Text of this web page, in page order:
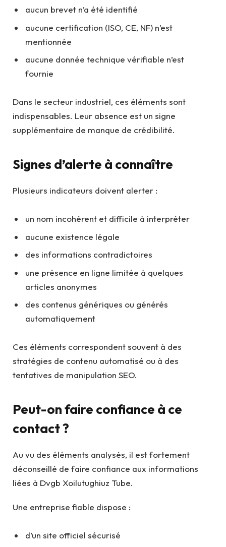
aucun brevet n’a été identifié
aucune certification (ISO, CE, NF) n’est
mentionnée
aucune donnée technique vérifiable n’est
fournie
Dans le secteur industriel, ces éléments sont
indispensables. Leur absence est un signe
supplémentaire de manque de crédibilité.
Signes d’alerte à connaître
Plusieurs indicateurs doivent alerter :
un nom incohérent et difficile à interpréter
aucune existence légale
des informations contradictoires
une présence en ligne limitée à quelques
articles anonymes
des contenus génériques ou générés
automatiquement
Ces éléments correspondent souvent à des
stratégies de contenu automatisé ou à des
tentatives de manipulation SEO.
Peut-on faire confiance à ce
contact ?
Au vu des éléments analysés, il est fortement
déconseillé de faire confiance aux informations
liées à Dvgb Xoilutughiuz Tube.
Une entreprise fiable dispose :
d’un site officiel sécurisé